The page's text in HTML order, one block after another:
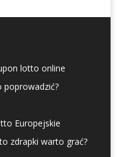
lotto online
Europejskie
zdrapki warto grać?